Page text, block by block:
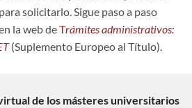
solicitarlo. Sigue paso a paso
la web deTrámites administrativos:
(Suplemento Europeo al Título).
de los másteres universitarios